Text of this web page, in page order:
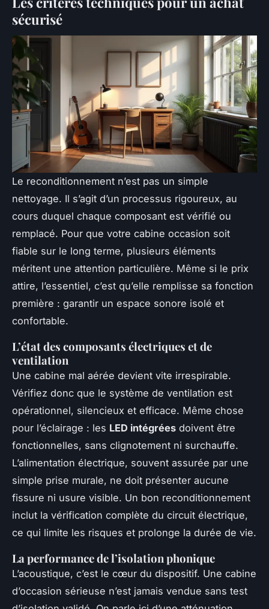
sécurisé
Le reconditionnement n’est pas un simple
nettoyage. Il s’agit d’un processus rigoureux, au
cours duquel chaque composant est vérifié ou
remplacé. Pour que votre cabine occasion soit
fiable sur le long terme, plusieurs éléments
méritent une attention particulière. Même si le prix
attire, l’essentiel, c’est qu’elle remplisse sa fonction
première : garantir un espace sonore isolé et
confortable.
L’état des composants électriques et de
ventilation
Une cabine mal aérée devient vite irrespirable.
Vérifiez donc que le système de ventilation est
opérationnel, silencieux et efficace. Même chose
pour l’éclairage : les LED intégrées doivent être
fonctionnelles, sans clignotement ni surchauffe.
L’alimentation électrique, souvent assurée par une
simple prise murale, ne doit présenter aucune
fissure ni usure visible. Un bon reconditionnement
inclut la vérification complète du circuit électrique,
ce qui limite les risques et prolonge la durée de vie.
La performance de l’isolation phonique
L’acoustique, c’est le cœur du dispositif. Une cabine
d’occasion sérieuse n’est jamais vendue sans test